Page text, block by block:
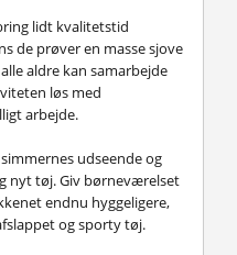
lidt kvalitetstid
de prøver en masse sjove
aldre kan samarbejde
løs med
arbejde.
udseende og
nyt tøj. Giv børneværelset
endnu hyggeligere,
og sporty tøj.